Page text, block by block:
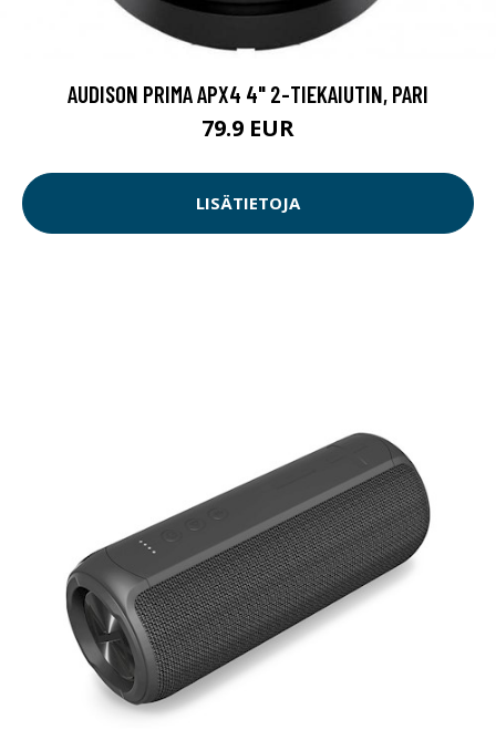
AUDISON PRIMA APX4 4" 2-TIEKAIUTIN, PARI
79.9 EUR
LISÄTIETOJA